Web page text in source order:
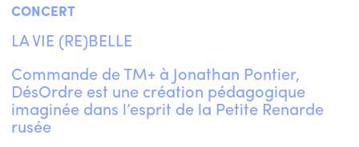
AGENDA
CONCERT
LA VIE (RE)BELLE
Commande de TM+ à Jonathan Pontier,
DésOrdre est une création pédagogique
imaginée dans l’esprit de la Petite Renarde
rusée